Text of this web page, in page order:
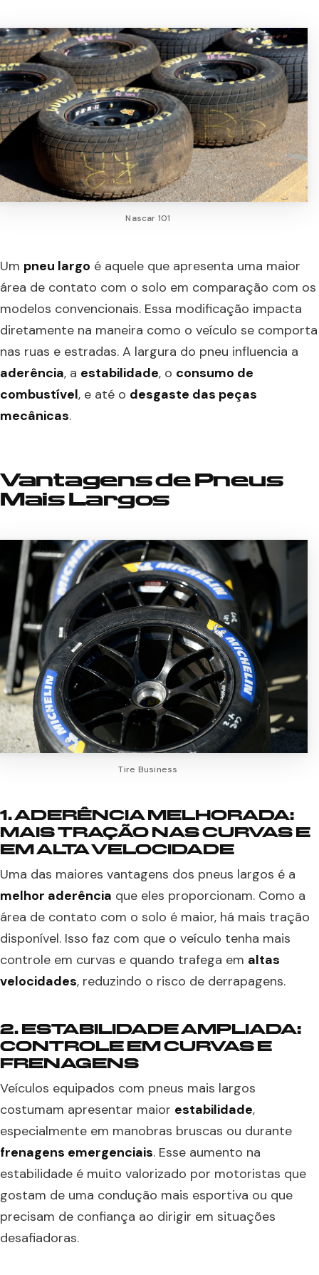
Nascar 101
Um pneu largo é aquele que apresenta uma maior
área de contato com o solo em comparação com os
modelos convencionais. Essa modificação impacta
diretamente na maneira como o veículo se comporta
nas ruas e estradas. A largura do pneu influencia a
aderência, a estabilidade, o consumo de
combustível, e até o desgaste das peças
mecânicas.
Vantagens de Pneus
Mais Largos
Tire Business
1. ADERÊNCIA MELHORADA:
MAIS TRAÇÃO NAS CURVAS E
EM ALTA VELOCIDADE
Uma das maiores vantagens dos pneus largos é a
melhor aderência que eles proporcionam. Como a
área de contato com o solo é maior, há mais tração
disponível. Isso faz com que o veículo tenha mais
controle em curvas e quando trafega em altas
velocidades, reduzindo o risco de derrapagens.
2. ESTABILIDADE AMPLIADA:
CONTROLE EM CURVAS E
FRENAGENS
Veículos equipados com pneus mais largos
costumam apresentar maior estabilidade,
especialmente em manobras bruscas ou durante
frenagens emergenciais. Esse aumento na
estabilidade é muito valorizado por motoristas que
gostam de uma condução mais esportiva ou que
precisam de confiança ao dirigir em situações
desafiadoras.